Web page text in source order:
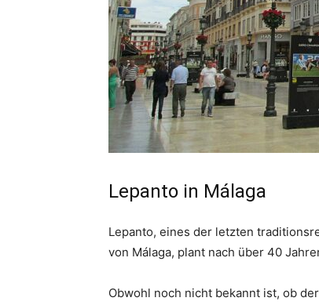
Lepanto in Málaga
Lepanto, eines der letzten
von Málaga, plant nach über 40
Obwohl noch nicht bekannt ist, ob